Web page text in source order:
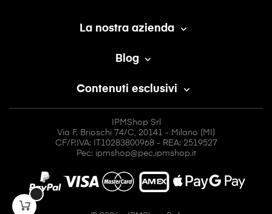
La nostra azienda 
Blog 
Contenuti esclusivi 
IPMShop Srl
Via F. Brioschi 74/C, 20141 - Milano (MI)
CF/P.IVA: IT10283800968 - REA: 2519527
Pec: ipmshop@pec.ipmshop.it